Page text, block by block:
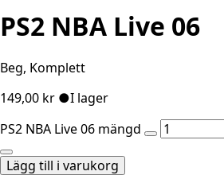
PS2 NBA Live 06
Beg, Komplett
149,00 kr ●I lager
PS2 NBA Live 06 mängd
Lägg till i varukorg